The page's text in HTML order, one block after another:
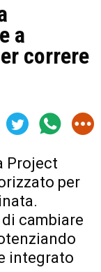
a
correre
Project
per
cambiare
integrato